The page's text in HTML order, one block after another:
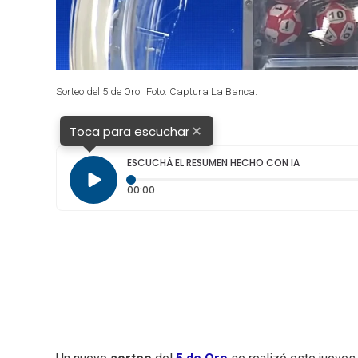
Sorteo del 5 de Oro. Foto: Captura La Banca.
Toca para escuchar×
ESCUCHÁ EL RESUMEN HECHO CON IA
00:00